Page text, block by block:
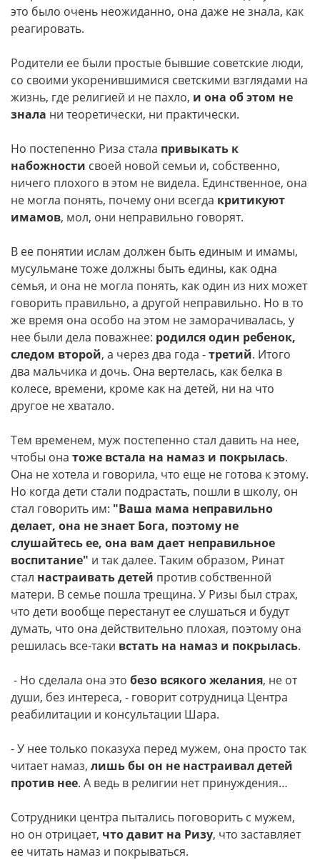
это было очень неожиданно, она даже не знала, как
реагировать.
Родители ее были простые бывшие советские люди,
со своими укоренившимися светскими взглядами на
жизнь, где религией и не пахло, и она об этом не
знала ни теоретически, ни практически.
Но постепенно Риза стала привыкать к
набожности своей новой семьи и, собственно,
ничего плохого в этом не видела. Единственное, она
не могла понять, почему они всегда критикуют
имамов, мол, они неправильно говорят.
В ее понятии ислам должен быть единым и имамы,
мусульмане тоже должны быть едины, как одна
семья, и она не могла понять, как один из них может
говорить правильно, а другой неправильно. Но в то
же время она особо на этом не заморачивалась, у
нее были дела поважнее: родился один ребенок,
следом второй, а через два года -третий. Итого
два мальчика и дочь. Она вертелась, как белка в
колесе, времени, кроме как на детей, ни на что
другое не хватало.
Тем временем, муж постепенно стал давить на нее,
чтобы она тоже встала на намаз и покрылась.
Она не хотела и говорила, что еще не готова к этому.
Но когда дети стали подрастать, пошли в школу, он
стал говорить им: "Ваша мама неправильно
делает, она не знает Бога, поэтому не
слушайтесь ее, она вам дает неправильное
воспитание" и так далее. Таким образом, Ринат
стал настраивать детей против собственной
матери. В семье пошла трещина. У Ризы был страх,
что дети вообще перестанут ее слушаться и будут
думать, что она действительно плохая, поэтому она
решилась все-таки встать на намаз и покрылась.
- Но сделала она это безо всякого желания, не от
души, без интереса, - говорит сотрудница Центра
реабилитации и консультации Шара.
- У нее только показуха перед мужем, она просто так
читает намаз, лишь бы он не настраивал детей
против нее. А ведь в религии нет принуждения…
Сотрудники центра пытались поговорить с мужем,
но он отрицает, что давит на Ризу, что заставляет
ее читать намаз и покрываться.